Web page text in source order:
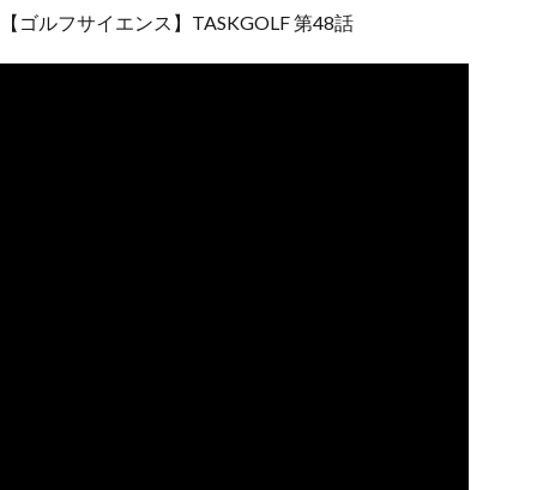
ルフサイエンス】TASKGOLF 第48話